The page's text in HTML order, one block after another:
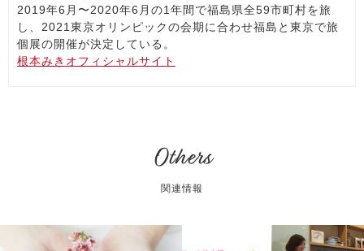
2019年6月〜2020年6月の1年間で福島県全59市町村を旅
し、2021東京オリンピックの会期に合わせ福島と東京で旅
個展の開催が決定している。
根本みきオフィシャルサイト
Others
関連情報